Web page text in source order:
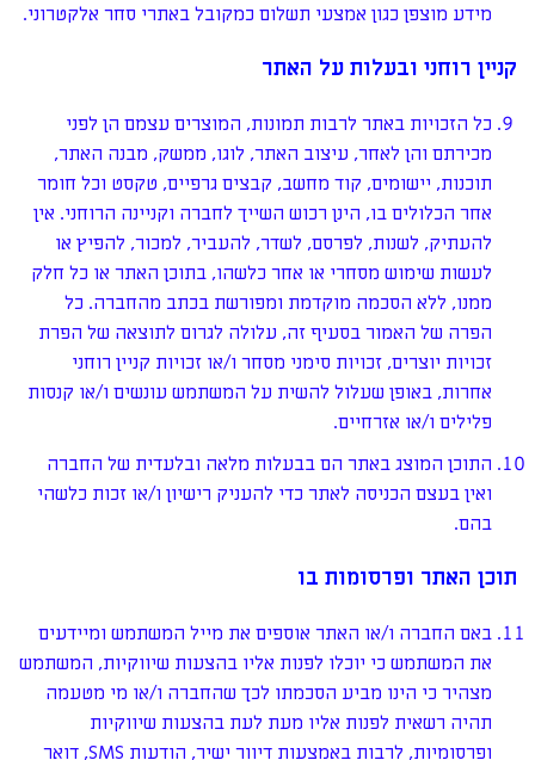
מידע מוצפן כגון אמצעי תשלום כמקובל באתרי סחר אלקטרוני.
קניין רוחני ובעלות על האתר
כל הזכויות באתר לרבות תמונות, המוצרים עצמם הן לפני
מכירתם והן לאחר, עיצוב האתר, לוגו, ממשק, מבנה האתר,
תוכנות, יישומים, קוד מחשב, קבצים גרפיים, טקסט וכל חומר
אחר הכלולים בו, הינן רכוש השייך לחברה וקניינה הרוחני. אין
להעתיק, לשנות, לפרסם, לשדר, להעביר, למכור, להפיץ או
לעשות שימוש מסחרי או אחר כלשהו, בתוכן האתר או כל חלק
ממנו, ללא הסכמה מוקדמת ומפורשת בכתב מהחברה. כל
הפרה של האמור בסעיף זה, עלולה לגרום לתוצאה של הפרת
זכויות יוצרים, זכויות סימני מסחר ו/או זכויות קניין רוחני
אחרות, באופן שעלול להשית על המשתמש עונשים ו/או קנסות
פלילים ו/או אזרחיים.
התוכן המוצג באתר הם בבעלות מלאה ובלעדית של החברה
ואין בעצם הכניסה לאתר כדי להעניק רישיון ו/או זכות כלשהי
בהם.
תוכן האתר ופרסומות בו
באם החברה ו/או האתר אוספים את מייל המשתמש ומיידעים
את המשתמש כי יוכלו לפנות אליו בהצעות שיווקיות, המשתמש
מצהיר כי הינו מביע הסכמתו לכך שהחברה ו/או מי מטעמה
תהיה רשאית לפנות אליו מעת לעת בהצעות שיווקיות
ופרסומיות, לרבות באמצעות דיוור ישיר, הודעות SMS, דואר